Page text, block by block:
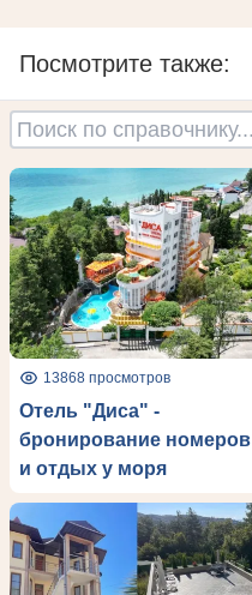
Посмотрите также:
13868 просмотров
Отель "Диса" -
бронирование номеров
и отдых у моря